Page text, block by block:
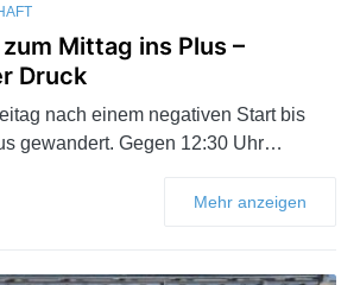
Mittag ins Plus –
Druck
nach einem negativen Start bis
gewandert. Gegen 12:30 Uhr…
Mehr anzeigen